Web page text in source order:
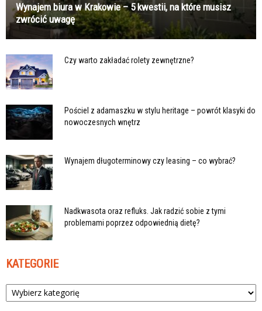
Wynajem biura w Krakowie – 5 kwestii, na które musisz
zwrócić uwagę
Czy warto zakładać rolety zewnętrzne?
Pościel z adamaszku w stylu heritage – powrót klasyki do
nowoczesnych wnętrz
Wynajem długoterminowy czy leasing – co wybrać?
Nadkwasota oraz refluks. Jak radzić sobie z tymi
problemami poprzez odpowiednią dietę?
KATEGORIE
Kategorie